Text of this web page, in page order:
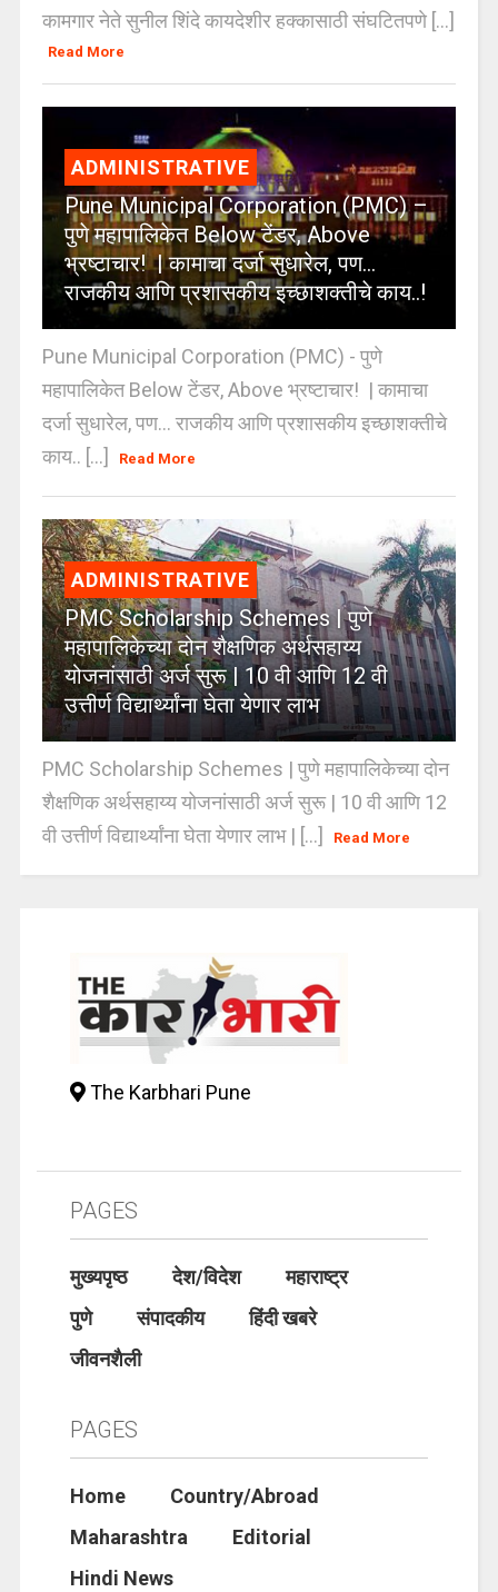
कामगार नेते सुनील शिंदे कायदेशीर हक्कासाठी संघटितपणे [...]
Read More
ADMINISTRATIVE
Pune Municipal Corporation (PMC) –
पुणे महापालिकेत Below टेंडर, Above
भ्रष्टाचार! | कामाचा दर्जा सुधारेल, पण…
राजकीय आणि प्रशासकीय इच्छाशक्तीचे काय..!
Pune Municipal Corporation (PMC) - पुणे
महापालिकेत Below टेंडर, Above भ्रष्टाचार! | कामाचा
दर्जा सुधारेल, पण… राजकीय आणि प्रशासकीय इच्छाशक्तीचे
काय.. [...]
Read More
ADMINISTRATIVE
PMC Scholarship Schemes | पुणे
महापालिकेच्या दोन शैक्षणिक अर्थसहाय्य
योजनांसाठी अर्ज सुरू | 10 वी आणि 12 वी
उत्तीर्ण विद्यार्थ्यांना घेता येणार लाभ
PMC Scholarship Schemes | पुणे महापालिकेच्या दोन
शैक्षणिक अर्थसहाय्य योजनांसाठी अर्ज सुरू | 10 वी आणि 12
वी उत्तीर्ण विद्यार्थ्यांना घेता येणार लाभ | [...]
Read More
The Karbhari Pune
PAGES
मुख्यपृष्ठ देश/विदेश
महाराष्ट्र
पुणे
संपादकीय
हिंदी खबरे
जीवनशैली
PAGES
Home
Country/Abroad
Maharashtra
Editorial
Hindi News